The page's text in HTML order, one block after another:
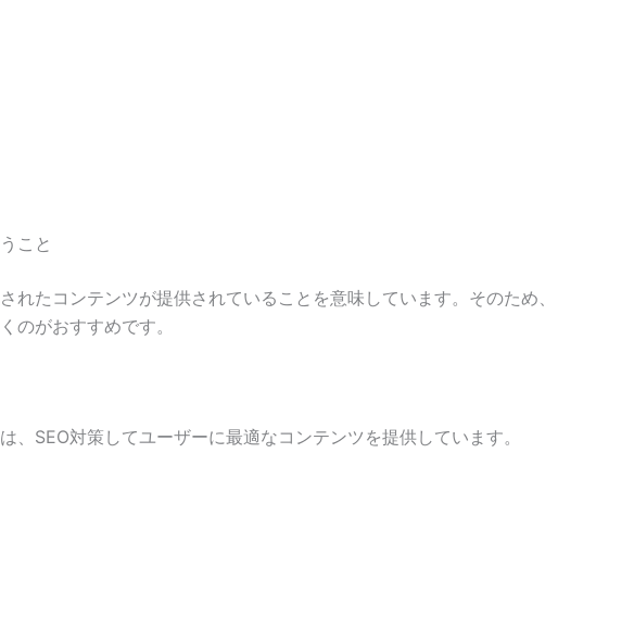
こと
たコンテンツが提供されていることを意味しています。そのため、
のがおすすめです。
SEO対策してユーザーに最適なコンテンツを提供しています。